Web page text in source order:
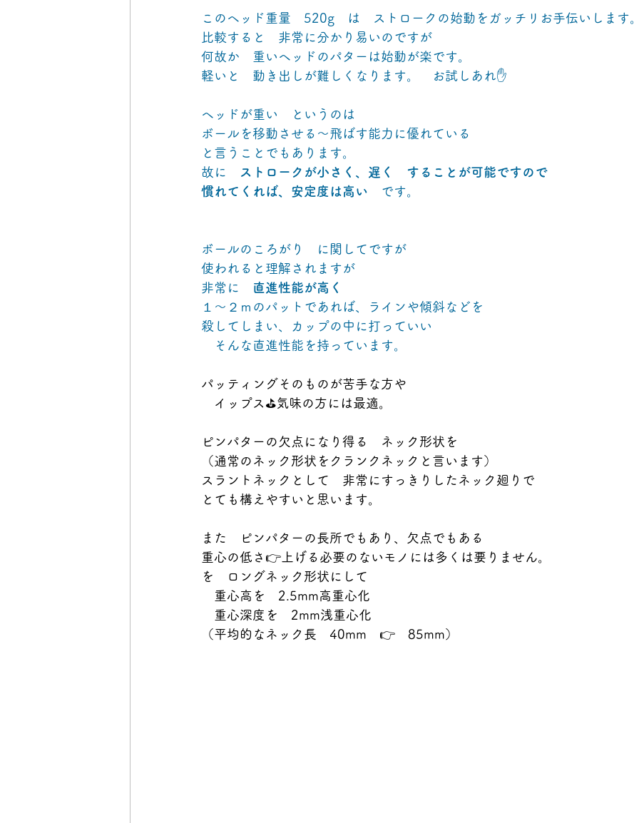
このヘッド重量　520g　は　ストロークの始動をガッチリお手伝いします
比較すると　非常に分かり易いのですが
何故か　重いヘッドのパターは始動が楽です。
軽いと　動き出しが難しくなります。　お試しあれ✋
ヘッドが重い　というのは
ボールを移動させる～飛ばす能力に優れている
と言うことでもあります。
故に
ストロークが小さく、遅く　することが可能ですので
慣れてくれば、安定度は高い
です。
ボールのころがり　に関してですが
使われると理解されますが
非常に
直進性能が高く
１～２ｍのパットであれば、ラインや傾斜などを
殺してしまい、カップの中に打っていい
そんな直進性能を持っています。
パッティングそのものが苦手な方や
イップス⛳気味の方には最適。
ピンパターの欠点になり得る　ネック形状を
（通常のネック形状をクランクネックと言います）
スラントネックとして　非常にすっきりしたネック廻りで
とても構えやすいと思います。
また　ピンパターの長所でもあり、欠点でもある
重心の低さ👉上げる必要のないモノには多くは要りません。
を　ロングネック形状にして
重心高を　2.5mm高重心化
重心深度を　2mm浅重心化
（平均的なネック長　40mm　👉　85mm）